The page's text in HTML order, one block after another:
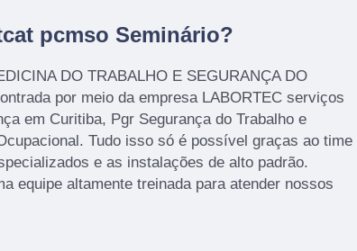
pcmso Seminário?
DO TRABALHO E SEGURANÇA DO
por meio da empresa LABORTEC serviços
em Curitiba, Pgr Segurança do Trabalho e
Tudo isso só é possível graças ao time
e as instalações de alto padrão.
equipe altamente treinada para atender nossos